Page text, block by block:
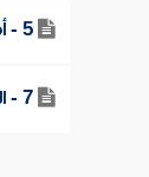
5 - أقسام الجهاد
7 - الواجب علينا